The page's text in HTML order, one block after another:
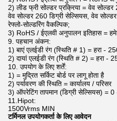
2) लीड फ्री सोल्डर प्रक्रिया = वेव
वेव सोल्डर 260 डिग्री सेल्सियस, वेव
रेफ्लो-सोल्डरिंग वैकल्पिक;
3) RoHS / ईएलवी अनुपालन इतिहास =
9. पहचान अंकन:
1) बाएं एलईडी रंग (स्थिति # 1) = हरा -
2) दायां एलईडी रंग (स्थिति # 2) = हरा -
10. उपयोग के लिए शर्तें:
1) = मुद्रित सर्किट बोर्ड पर लागू होता है
2) पर्यावरण की स्थिति = कार्यालय / परिसर
3) ऑपरेटिंग तापमान (डिग्री सेल्सियस) =
11.Hipot:
1500Vrms MIN
टर्मिनल उपयोगकर्ता के लिए आवेदन